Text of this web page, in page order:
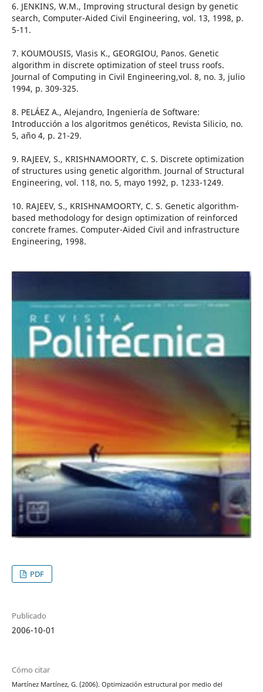
6. JENKINS, W.M., Improving structural design by genetic
search, Computer-Aided Civil Engineering, vol. 13, 1998, p.
5-11.
7. KOUMOUSIS, Vlasis K., GEORGIOU, Panos. Genetic
algorithm in discrete optimization of steel truss roofs.
Journal of Computing in Civil Engineering,vol. 8, no. 3, julio
1994, p. 309-325.
8. PELÁEZ A., Alejandro, Ingeniería de Software:
Introducción a los algoritmos genéticos, Revista Silicio, no.
5, año 4, p. 21-29.
9. RAJEEV, S., KRISHNAMOORTY, C. S. Discrete optimization
of structures using genetic algorithm. Journal of Structural
Engineering, vol. 118, no. 5, mayo 1992, p. 1233-1249.
10. RAJEEV, S., KRISHNAMOORTY, C. S. Genetic algorithm-
based methodology for design optimization of reinforced
concrete frames. Computer-Aided Civil and infrastructure
Engineering, 1998.
PDF
Publicado
2006-10-01
Cómo citar
Martínez Martínez, G. (2006). Optimización estructural por medio del